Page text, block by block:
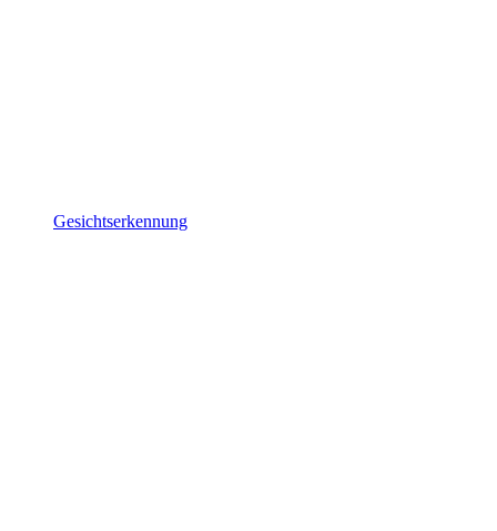
Gesichtserkennung